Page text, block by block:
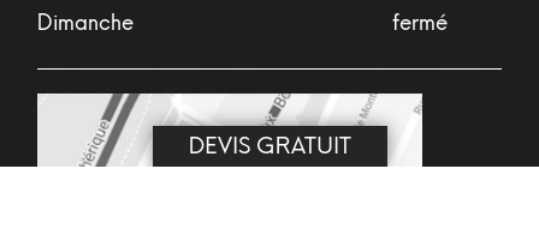
Dimanche
fermé
DEVIS GRATUIT